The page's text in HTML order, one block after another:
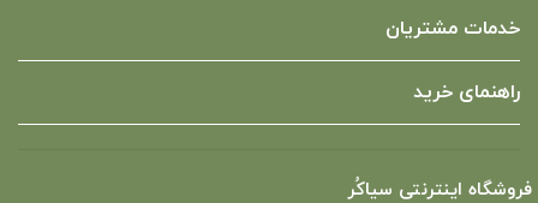
خدمات مشتریان
راهنمای خرید
فروشگاه اینترنتی سیاکُر